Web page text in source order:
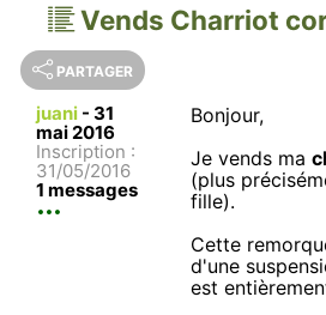
Vends Charriot
PARTAGER
juani - 31
mai 2016
Inscription :
31/05/2016
1 messages
Bonjour,
Je vends ma
(plus
fille).
Cette
d'une
est